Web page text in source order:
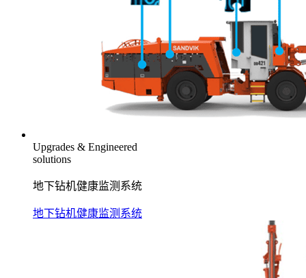
Upgrades & Engineered
solutions
地下钻机健康监测系统
地下钻机健康监测系统